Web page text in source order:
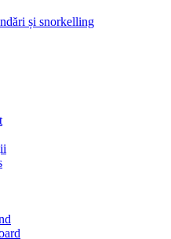
și snorkelling